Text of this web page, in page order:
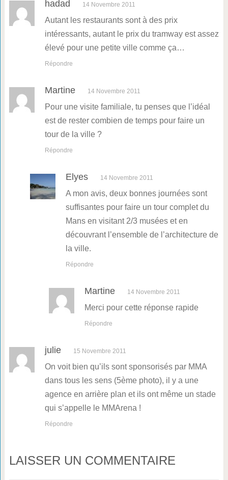
hadad 14 Novembre 2011
Autant les restaurants sont à des prix
intéressants, autant le prix du tramway est assez
élevé pour une petite ville comme ça…
Répondre
Martine 14 Novembre 2011
Pour une visite familiale, tu penses que l’idéal
est de rester combien de temps pour faire un
tour de la ville ?
Répondre
Elyes 14 Novembre 2011
A mon avis, deux bonnes journées sont
suffisantes pour faire un tour complet du
Mans en visitant 2/3 musées et en
découvrant l’ensemble de l’architecture de
la ville.
Répondre
Martine 14 Novembre 2011
Merci pour cette réponse rapide
Répondre
julie 15 Novembre 2011
On voit bien qu’ils sont sponsorisés par MMA
dans tous les sens (5ème photo), il y a une
agence en arrière plan et ils ont même un stade
qui s’appelle le MMArena !
Répondre
LAISSER UN COMMENTAIRE